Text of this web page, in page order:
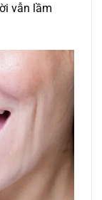
vẫn lầm